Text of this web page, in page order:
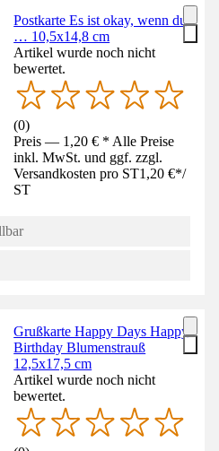
Postkarte Es ist okay, wenn du
… 10,5x14,8 cm
Artikel wurde noch nicht
bewertet.
(0)
Preis — 1,20 € * Alle Preise
inkl. MwSt. und ggf. zzgl.
Versandkosten pro ST1,20 €*/
ST
Grußkarte Happy Days Happy
Birthday Blumenstrauß
12,5x17,5 cm
Artikel wurde noch nicht
bewertet.